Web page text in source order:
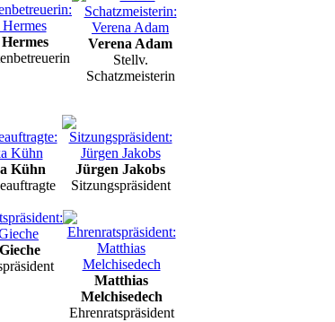
Verena Adam
Stellv.
Schatzmeisterin
Kühn
Jürgen Jakobs
Sitzungspräsident
Matthias
Melchisedech
Ehrenratspräsident